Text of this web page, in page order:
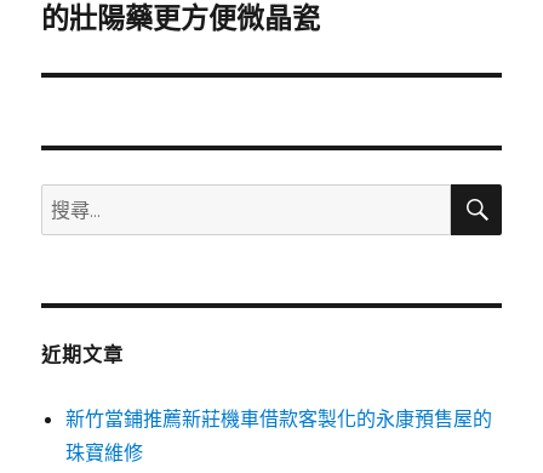
一
文
的壯陽藥更方便微晶瓷
搜
尋
鍵
搜
近期文章
新竹當鋪推薦新莊機車借款客製化的永康預售屋的
珠寶維修